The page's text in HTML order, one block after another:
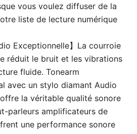
vous voulez diffuser de la
liste de lecture numérique
Exceptionnelle】La courroie
réduit le bruit et les vibrations
fluide. Tonearm
avec un stylo diamant Audio
la véritable qualité sonore
parleurs amplificateurs de
une performance sonore